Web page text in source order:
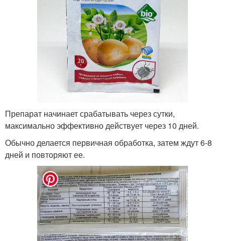
Препарат начинает срабатывать через сутки,
максимально эффективно действует через 10 дней.
Обычно делается первичная обработка, затем ждут 6-8
дней и повторяют ее.